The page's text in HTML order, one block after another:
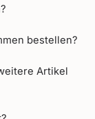
bestellen?
Artikel